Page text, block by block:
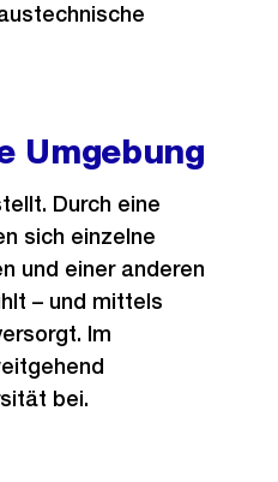
Umgebung
Durch eine
sich einzelne
und einer anderen
– und mittels
Im
bei.